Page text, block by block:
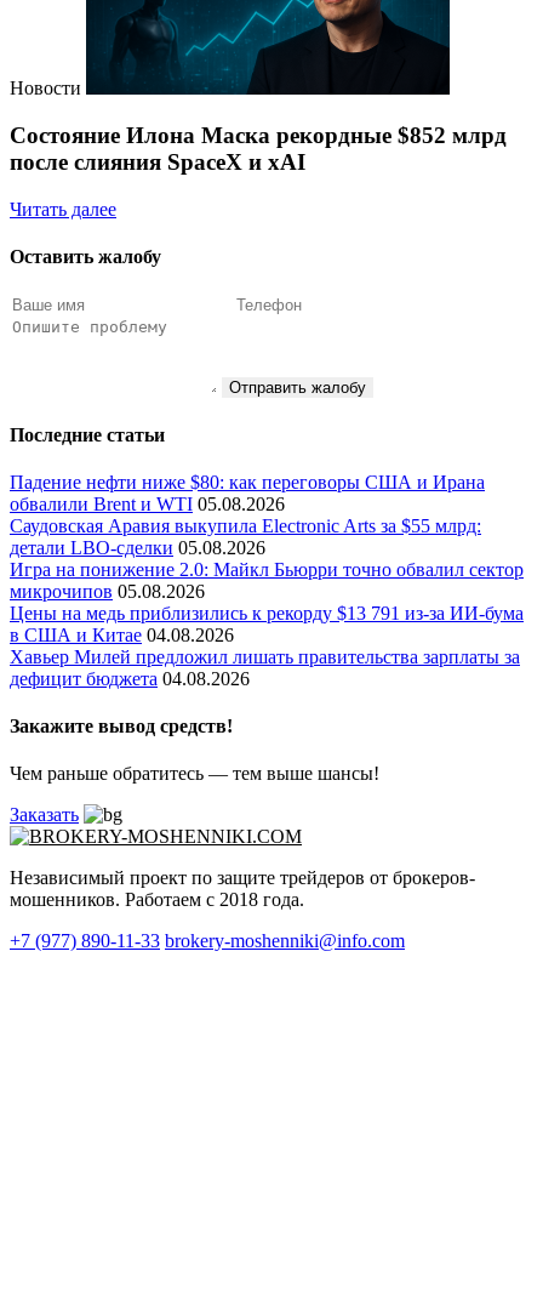
Новости
Состояние Илона Маска рекордные $852 млрд
после слияния SpaceX и xAI
Читать далее
Оставить жалобу
Отправить жалобу
Последние статьи
Падение нефти ниже $80: как переговоры США и Ирана
обвалили Brent и WTI 05.08.2026
Саудовская Аравия выкупила Electronic Arts за $55 млрд:
детали LBO-сделки 05.08.2026
Игра на понижение 2.0: Майкл Бьюрри точно обвалил сектор
микрочипов 05.08.2026
Цены на медь приблизились к рекорду $13 791 из-за ИИ-бума
в США и Китае 04.08.2026
Хавьер Милей предложил лишать правительства зарплаты за
дефицит бюджета 04.08.2026
Закажите вывод средств!
Чем раньше обратитесь — тем выше шансы!
Заказать
Независимый проект по защите трейдеров от брокеров-
мошенников. Работаем с 2018 года.
+7 (977) 890-11-33 brokery-moshenniki@info.com